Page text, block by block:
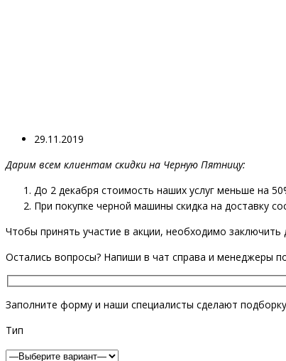
29.11.2019
Дарим всем клиентам скидки на Черную Пятницу:
До 2 декабря стоимость наших услуг меньше на
При покупке черной машины скидка на доставку
Чтобы принять участие в акции, необходимо
Остались вопросы? Напиши в чат справа и менеджеры
Заполните форму и наши специалисты сделают
Тип